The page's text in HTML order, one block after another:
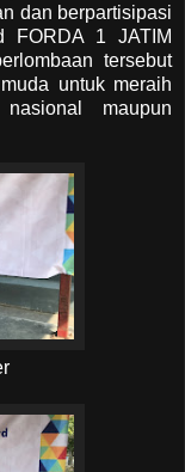
dan berpartisipasi
FORDA 1 JATIM
tersebut
untuk meraih
maupun